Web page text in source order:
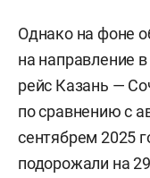
Однако на фоне
на направление
рейс Казань —
по сравнению с
сентябрем 2025
подорожали на